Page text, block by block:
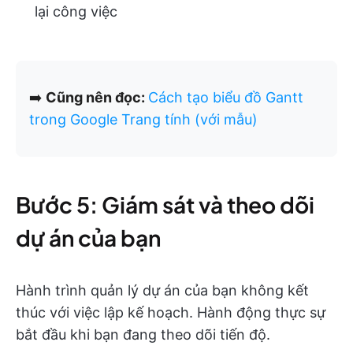
lại công việc
➡️ Cũng nên đọc: Cách tạo biểu đồ Gantt
trong Google Trang tính (với mẫu)
Bước 5: Giám sát và theo dõi
dự án của bạn
Hành trình quản lý dự án của bạn không kết
thúc với việc lập kế hoạch. Hành động thực sự
bắt đầu khi bạn đang theo dõi tiến độ.